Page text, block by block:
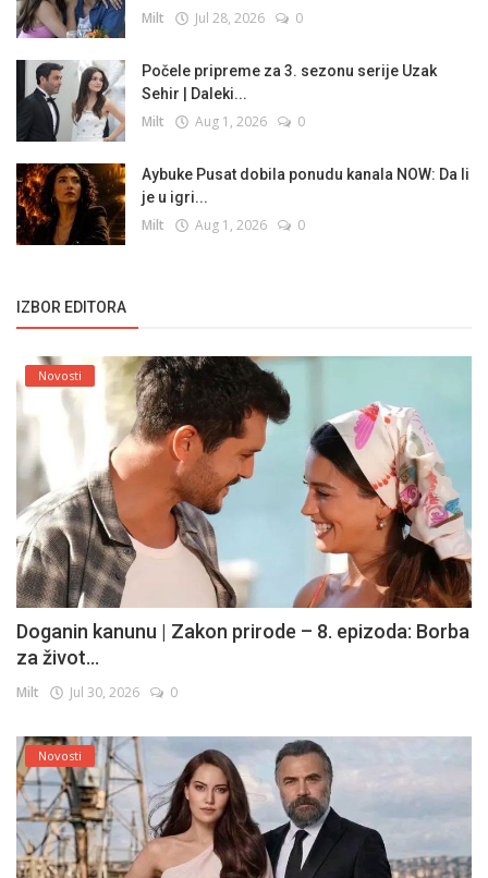
Milt Jul 28, 2026 0
Počele pripreme za 3. sezonu serije Uzak
Sehir | Daleki...
Milt Aug 1, 2026 0
Aybuke Pusat dobila ponudu kanala NOW: Da li
je u igri...
Milt Aug 1, 2026 0
IZBOR EDITORA
Novosti
Doganin kanunu | Zakon prirode – 8. epizoda: Borba
za život...
Milt Jul 30, 2026 0
Novosti